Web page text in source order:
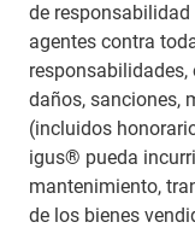
de
agentes contra
daños, sanciones,
(incluidos
igus® pueda
mantenimiento,
de los bienes